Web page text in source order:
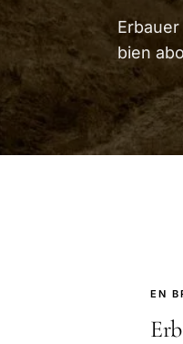
bien
EN